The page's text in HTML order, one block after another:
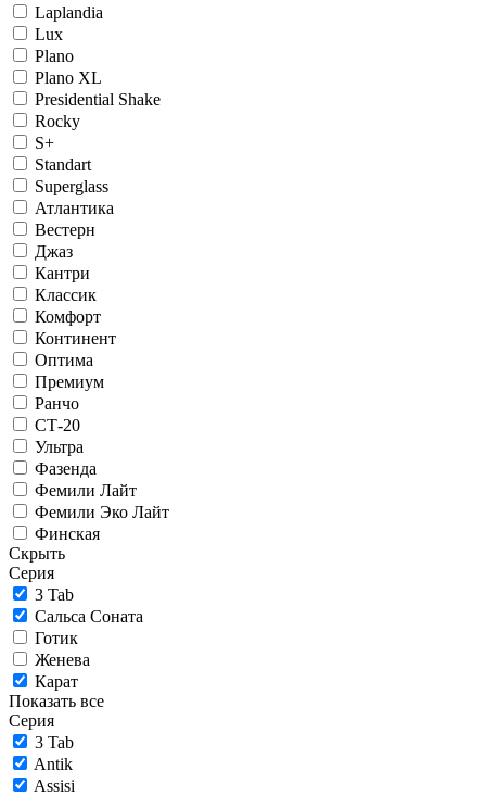
Laplandia
Lux
Plano
Plano XL
Presidential Shake
Rocky
S+
Standart
Superglass
Атлантика
Вестерн
Джаз
Кантри
Классик
Комфорт
Континент
Оптима
Премиум
Ранчо
СТ-20
Ультра
Фазенда
Фемили Лайт
Фемили Эко Лайт
Финская
Скрыть
Серия
3 Tab
Сальса Соната
Готик
Женева
Карат
Показать все
Серия
3 Tab
Antik
Assisi